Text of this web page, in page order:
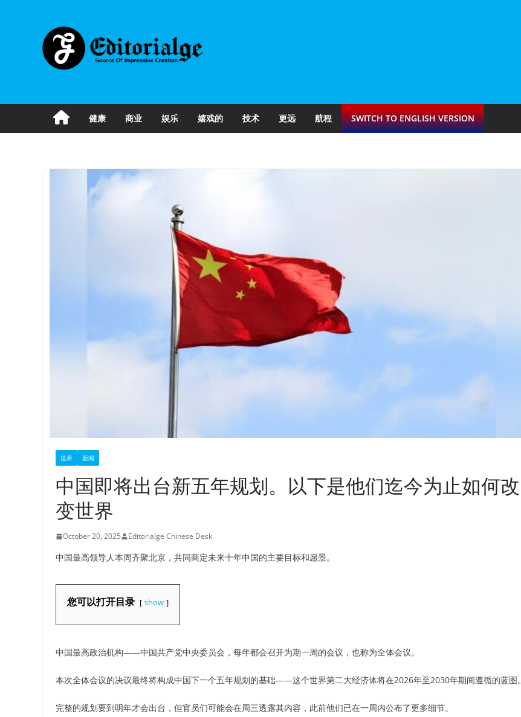
健康 商业 娱乐 嬉戏的 技术 更远 航程 SWITCH TO ENGLISH VERSION
世界 新闻
中国即将出台新五年规划。以下是他们迄今为止如何改
变世界
October 20, 2025 Editorialge Chinese Desk
中国最高领导人本周齐聚北京，共同商定未来十年中国的主要目标和愿景。
您可以打开目录 show
中国最高政治机构——中国共产党中央委员会，每年都会召开为期一周的会议，也称为全体会议。
本次全体会议的决议最终将构成中国下一个五年规划的基础——这个世界第二大经济体将在2026年至2030年期间遵循的蓝图。
完整的规划要到明年才会出台，但官员们可能会在周三透露其内容，此前他们已在一周内公布了更多细节。